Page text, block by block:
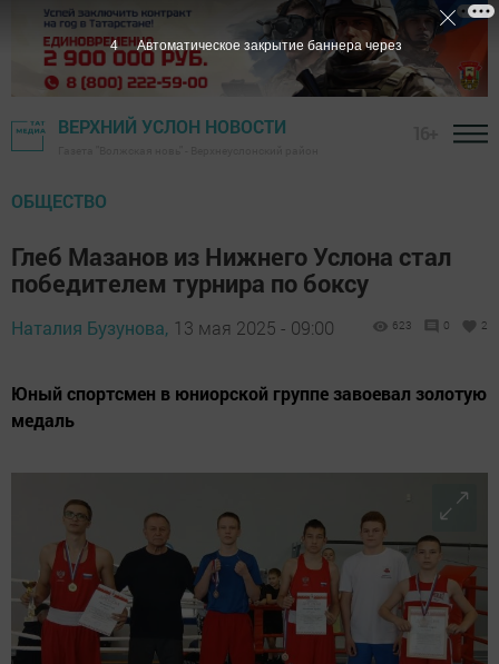
ВЕРХНИЙ УСЛОН НОВОСТИ
ОБЩЕСТВО
Глеб Мазанов из Нижнего Услона стал
победителем турнира по боксу
Наталия Бузунова, 13 мая 2025 - 09:00 623 0 2
Юный спортсмен в юниорской группе завоевал золотую
медаль
3 Автоматическое закрытие баннера через